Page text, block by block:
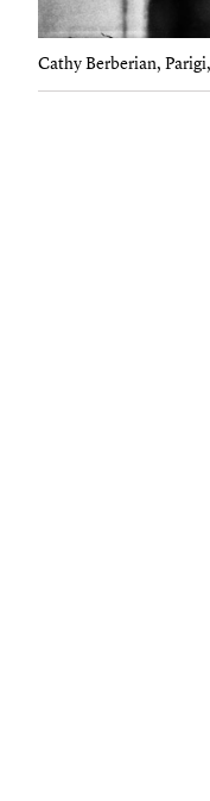
Cathy Berberian,